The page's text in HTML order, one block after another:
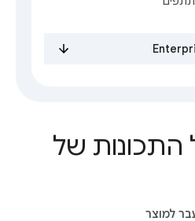
התכונות של
למוצר